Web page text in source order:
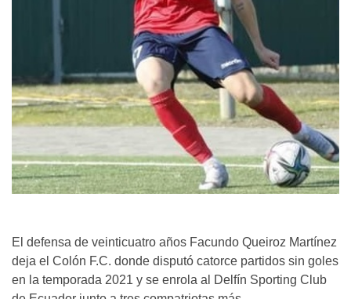
El defensa de veinticuatro años Facundo Queiroz Martínez
deja el Colón F.C. donde disputó catorce partidos sin goles
en la temporada 2021 y se enrola al Delfín Sporting Club